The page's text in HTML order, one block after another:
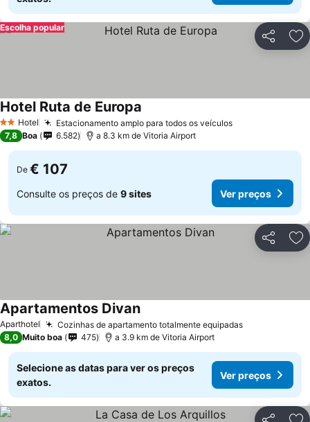
Partilhar
Escolha popular
2 Estrelas
Hotel Estacionamento amplo para todos os veículosVer preços
Hotel Ruta de Europa
7,8 Boa 6.582 a 8.3 km de Vitoria Airport
De € 107
Consulte os preços de 9 sites Ver preços
Partilhar
Aparthotel Cozinhas de apartamento totalmente equipadasVer preços
Apartamentos DivanVer preços
8,0 Muito boa 475 a 3.9 km de Vitoria Airport
Selecione as datas para ver os preços
exatos.
Ver preços